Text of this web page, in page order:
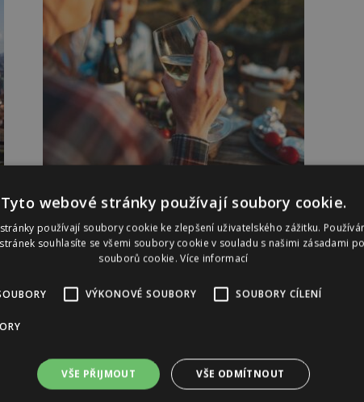
Pražské náplavky lákají na dobré
víno i rybí speciality
Druhý červnový víkend bude pražská náplavka
specialit a všem, kteří se rádi baví. Návštěvníci se
Tyto webové stránky používají soubory cookie.
používají soubory cookie ke zlepšení uživatelského zážitku.
souhlasíte se všemi soubory cookie v souladu s našimi zásadami
souborů cookie.Více informací
VÝKONOVÉ SOUBORY SOUBORY CÍLENÍ
VŠE PŘIJMOUT VŠE ODMÍTNOUT